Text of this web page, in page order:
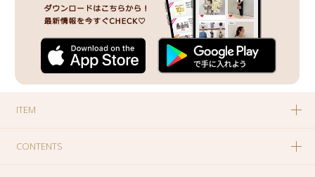
ITEM
CONTENTS